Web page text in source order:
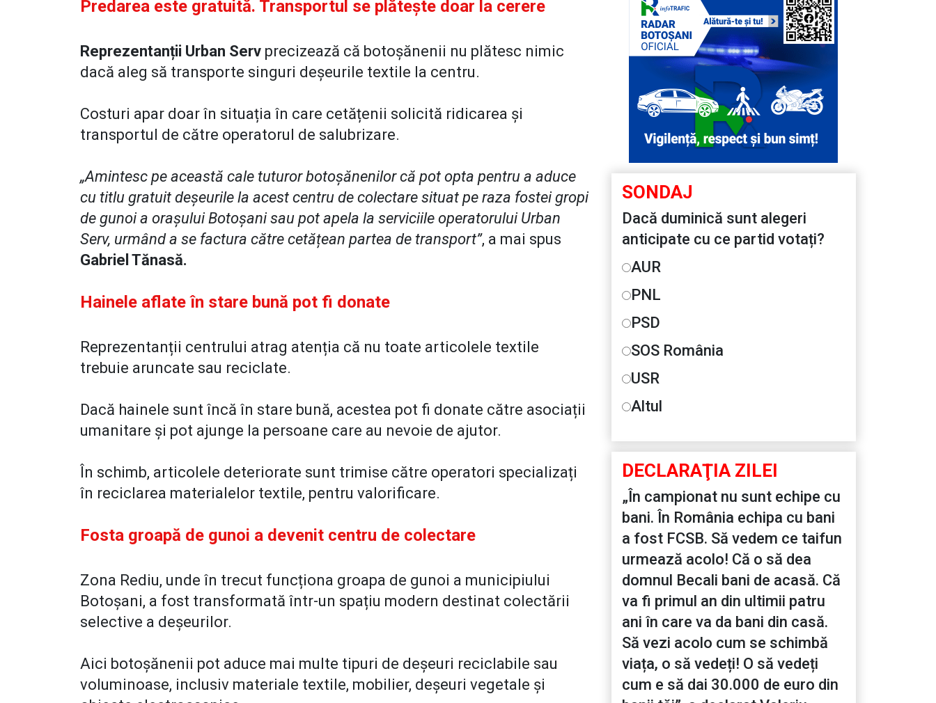
Predarea este gratuită. Transportul se plătește doar la cerere
Reprezentanții Urban Serv precizează că botoșănenii nu plătesc nimic
dacă aleg să transporte singuri deșeurile textile la centru.
Costuri apar doar în situația în care cetățenii solicită ridicarea și
transportul de către operatorul de salubrizare.
„Amintesc pe această cale tuturor botoșănenilor că pot opta pentru a aduce
cu titlu gratuit deșeurile la acest centru de colectare situat pe raza fostei gropi
de gunoi a orașului Botoșani sau pot apela la serviciile operatorului Urban
Serv, urmând a se factura către cetățean partea de transport”, a mai spus
Gabriel Tănasă.
Hainele aflate în stare bună pot fi donate
Reprezentanții centrului atrag atenția că nu toate articolele textile
trebuie aruncate sau reciclate.
Dacă hainele sunt încă în stare bună, acestea pot fi donate către asociații
umanitare și pot ajunge la persoane care au nevoie de ajutor.
În schimb, articolele deteriorate sunt trimise către operatori specializați
în reciclarea materialelor textile, pentru valorificare.
Fosta groapă de gunoi a devenit centru de colectare
Zona Rediu, unde în trecut funcționa groapa de gunoi a municipiului
Botoșani, a fost transformată într-un spațiu modern destinat colectării
selective a deșeurilor.
Aici botoșănenii pot aduce mai multe tipuri de deșeuri reciclabile sau
voluminoase, inclusiv materiale textile, mobilier, deșeuri vegetale și
SONDAJ
Dacă duminică sunt alegeri
anticipate cu ce partid votați?
AUR
PNL
PSD
SOS România
USR
Altul
DECLARAŢIA ZILEI
„În campionat nu sunt echipe cu
bani. În România echipa cu bani
a fost FCSB. Să vedem ce taifun
urmează acolo! Că o să dea
domnul Becali bani de acasă. Că
va fi primul an din ultimii patru
ani în care va da bani din casă.
Să vezi acolo cum se schimbă
viața, o să vedeți! O să vedeți
cum e să dai 30.000 de euro din